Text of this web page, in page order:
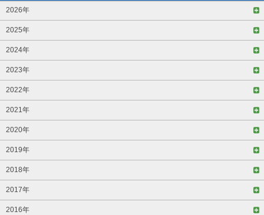
2026年
2025年
2024年
2023年
2022年
2021年
2020年
2019年
2018年
2017年
2016年